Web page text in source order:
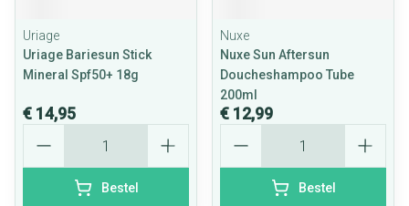
Uriage
Uriage Bariesun Stick
Mineral Spf50+ 18g
€ 14,95
Bestel
Nuxe
Nuxe Sun Aftersun
Doucheshampoo Tube
200ml
€ 12,99
Bestel